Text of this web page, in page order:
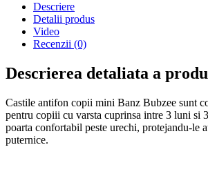
Descriere
Detalii produs
Video
Recenzii (0)
Descrierea detaliata a
Castile antifon copii mini Banz Bubzee sunt
pentru copiii cu varsta cuprinsa intre 3 luni si
poarta confortabil peste urechi, protejandu-le
puternice.